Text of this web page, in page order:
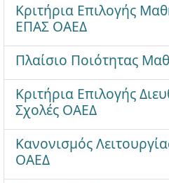
Κριτήρια Επιλογής
ΕΠΑΣ ΟΑΕΔ
Πλαίσιο Ποιότητας
Κριτήρια Επιλογής
Σχολές ΟΑΕΔ
Κανονισμός
ΟΑΕΔ